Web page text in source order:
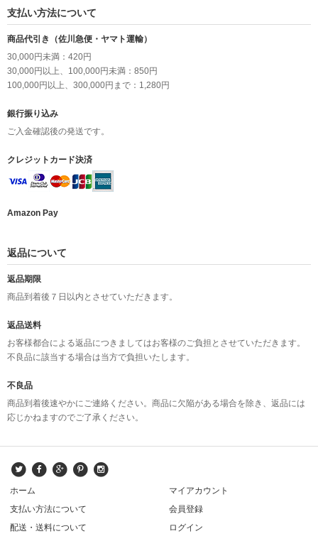
支払い方法について
商品代引き（佐川急便・ヤマト運輸）
30,000円未満：420円
30,000円以上、100,000円未満：850円
100,000円以上、300,000円まで：1,280円
銀行振り込み
ご入金確認後の発送です。
クレジットカード決済
Amazon Pay
返品について
返品期限
商品到着後７日以内とさせていただきます。
返品送料
お客様都合による返品につきましてはお客様のご負担とさせていただきます。
不良品に該当する場合は当方で負担いたします。
不良品
商品到着後速やかにご連絡ください。商品に欠陥がある場合を除き、返品には
応じかねますのでご了承ください。
ホーム
支払い方法について
配送・送料について
マイアカウント
会員登録
ログイン